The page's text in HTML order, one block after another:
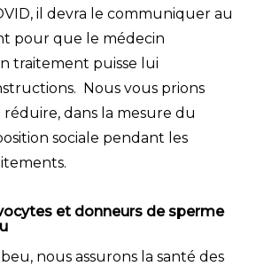
il devra le communiquer au
pour que le médecin
traitement puisse lui
Nous vous prions
dans la mesure du
sociale pendant les
et donneurs de sperme
nous assurons la santé des